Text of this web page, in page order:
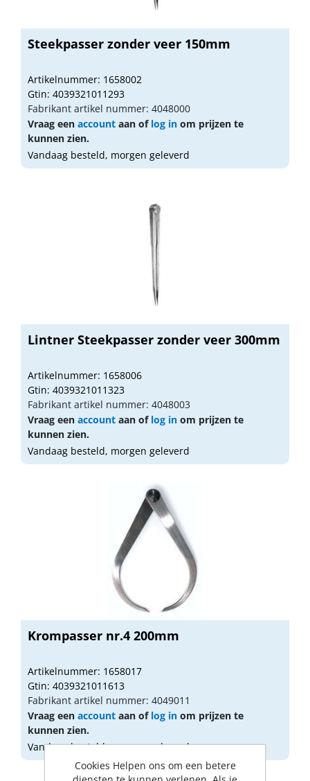
Steekpasser zonder veer 150mm
Artikelnummer: 1658002
Gtin: 4039321011293
Fabrikant artikel nummer: 4048000
Vraag een account aan of log in om prijzen te
kunnen zien.
Vandaag besteld, morgen geleverd
Lintner Steekpasser zonder veer 300mm
Artikelnummer: 1658006
Gtin: 4039321011323
Fabrikant artikel nummer: 4048003
Vraag een account aan of log in om prijzen te
kunnen zien.
Vandaag besteld, morgen geleverd
Krompasser nr.4 200mm
Artikelnummer: 1658017
Gtin: 4039321011613
Fabrikant artikel nummer: 4049011
Vraag een account aan of log in om prijzen te
kunnen zien.
Vandaag besteld, morgen geleverd
Cookies Helpen ons om een betere